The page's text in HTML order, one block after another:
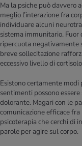
Ma la psiche può davvero
meglio l’interazione fra
individuare alcuni
sistema immunitario. Fuor
ripercuota negativamente
breve sollecitazione
eccessivo livello di
Esistono certamente
sentimenti possono
dolorante. Magari con le
comunicazione efficace
psicoterapia che cerchi di
parole per agire sul corpo.